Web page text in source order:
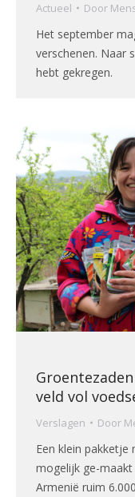
Actueel Door
Het september
verschenen. Naar
hebt gekregen.
veld vol
Verslagen Door
Een klein
mogelijk ge-
Armenië ruim